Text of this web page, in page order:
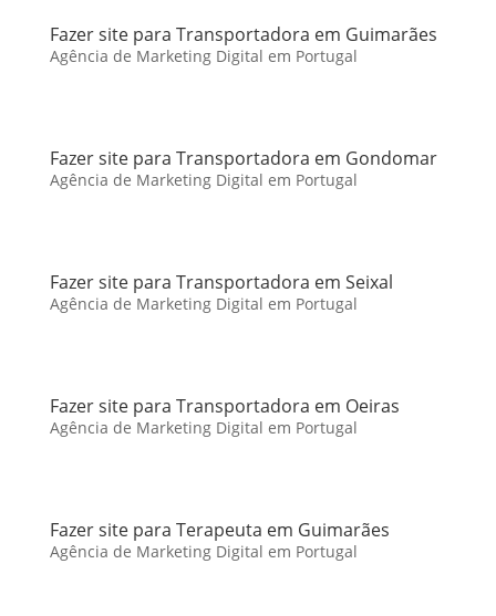
Fazer site para Transportadora em Guimarães
Agência de Marketing Digital em Portugal
Fazer site para Transportadora em Gondomar
Agência de Marketing Digital em Portugal
Fazer site para Transportadora em Seixal
Agência de Marketing Digital em Portugal
Fazer site para Transportadora em Oeiras
Agência de Marketing Digital em Portugal
Fazer site para Terapeuta em Guimarães
Agência de Marketing Digital em Portugal